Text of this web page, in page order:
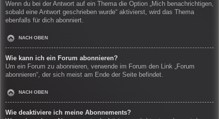
Wenn du bei der Antwort auf ein Thema die Option „Mich benachrichtigen,
sobald eine Antwort geschrieben wurde“ aktivierst, wird das Thema
ebenfalls für dich abonniert.
NACH OBEN
Wie kann ich ein Forum abonnieren?
Um ein Forum zu abonnieren, verwende im Forum den Link „Forum
abonnieren“, der sich meist am Ende der Seite befindet.
NACH OBEN
Wie deaktiviere ich meine Abonnements?